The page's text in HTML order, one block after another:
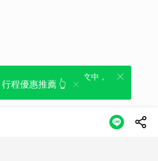
行程優惠推薦 👆
此內容，透過發布貼
立場。
引用此內容至自己的貼文中，
評論或觀點。